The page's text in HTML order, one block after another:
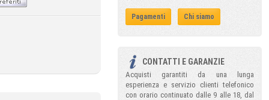
Pagamenti Chi siamo
CONTATTI E GARANZIE
Acquisti garantiti da una lunga
esperienza e servizio clienti telefonico
con orario continuato dalle 9 alle 18, dal